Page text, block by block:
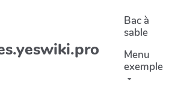
Bac à
sable
Menu
exemple